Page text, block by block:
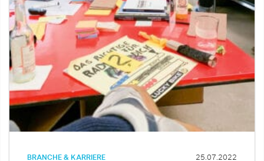
BRANCHE & KARRIERE 25.07.2022